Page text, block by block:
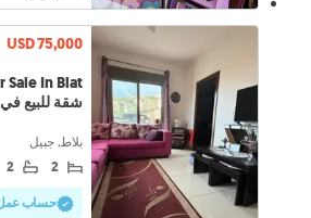
USD 75,000
شقة للبيع
بلاط, جبيل
2
2
حساب